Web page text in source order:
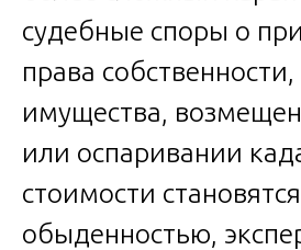
судебные споры о
права
имущества,
или оспаривании
стоимости становятся
обыденностью,